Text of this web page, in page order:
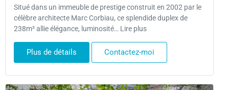
Situé dans un immeuble de prestige construit en 2002 par le
célèbre architecte Marc Corbiau, ce splendide duplex de
238m² allie élégance, luminosité… Lire plus
Plus de détails Contactez-moi